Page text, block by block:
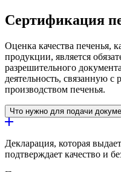
Сертификация
Оценка качества печенья,
продукции, является
разрешительного
деятельность, связанную с
производством печенья.
Что нужно для подачи
Декларация, которая
подтверждает качество и